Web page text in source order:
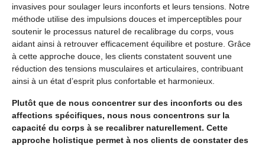
invasives pour soulager leurs inconforts et leurs tensions. Notre
méthode utilise des impulsions douces et imperceptibles pour
soutenir le processus naturel de recalibrage du corps, vous
aidant ainsi à retrouver efficacement équilibre et posture. Grâce
à cette approche douce, les clients constatent souvent une
réduction des tensions musculaires et articulaires, contribuant
ainsi à un état d’esprit plus confortable et harmonieux.
Plutôt que de nous concentrer sur des inconforts ou des
affections spécifiques, nous nous concentrons sur la
capacité du corps à se recalibrer naturellement. Cette
approche holistique permet à nos clients de constater des